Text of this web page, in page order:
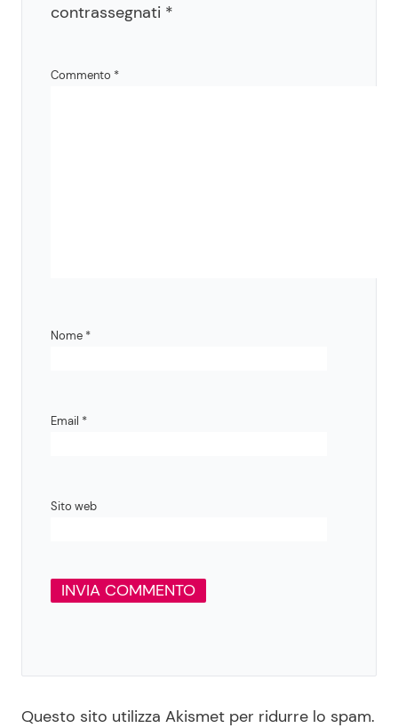
contrassegnati *
Commento *
Nome *
Email *
Sito web
Questo sito utilizza Akismet per ridurre lo spam.